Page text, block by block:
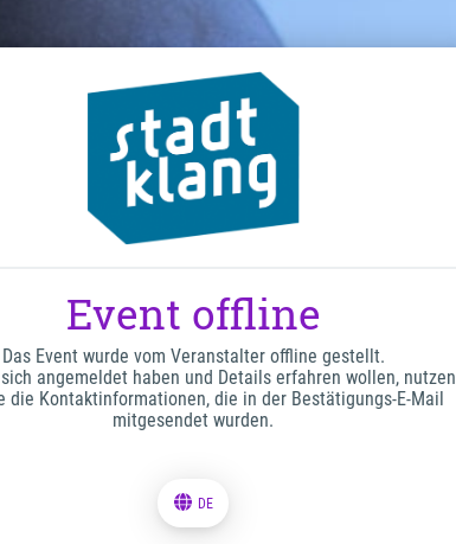
Event offline
Das Event wurde vom Veranstalter offline gestellt.
angemeldet haben und Details erfahren wollen, nutzen
die Kontaktinformationen, die in der Bestätigungs-E-Mail
mitgesendet wurden.
DE